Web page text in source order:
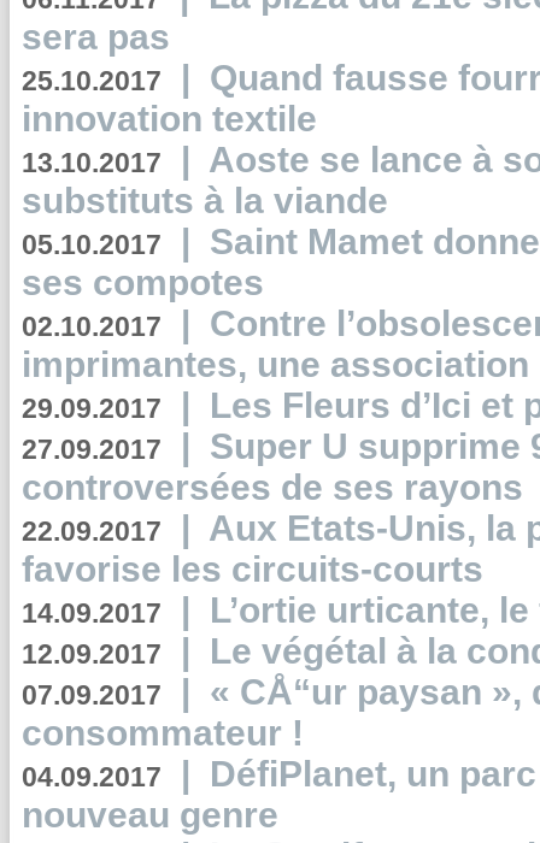
sera pas
25.10.2017 | Quand fausse
innovation textile
13.10.2017 | Aoste se lance à
substituts à la viande
05.10.2017 | Saint Mamet
ses compotes
02.10.2017 | Contre
imprimantes, une
29.09.2017 | Les Fleurs d’Ici et
27.09.2017 | Super U supprime
controversées de ses rayons
22.09.2017 | Aux Etats-Unis, la
favorise les circuits-courts
14.09.2017 | L’ortie urticante,
12.09.2017 | Le végétal à la
07.09.2017 | « CÅ“ur paysan
consommateur !
04.09.2017 | DéfiPlanet, un
nouveau genre